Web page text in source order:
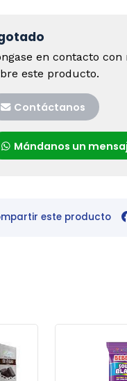
en contacto
este producto.
Contáctanos
Mándanos un
este producto